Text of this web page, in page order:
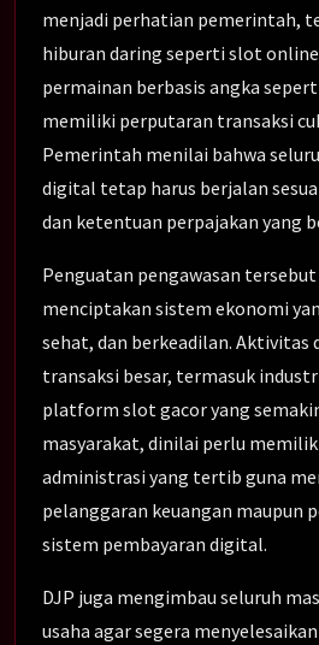
menjadi perhatian pemerintah,
hiburan daring seperti slot
permainan berbasis angka
memiliki perputaran transaksi
Pemerintah menilai bahwa
digital tetap harus berjalan
dan ketentuan perpajakan yang
Penguatan pengawasan
menciptakan sistem ekonomi
sehat, dan berkeadilan. Aktivitas
transaksi besar, termasuk
platform slot gacor yang
masyarakat, dinilai perlu
administrasi yang tertib guna
pelanggaran keuangan maupun
sistem pembayaran digital.
DJP juga mengimbau seluruh
usaha agar segera